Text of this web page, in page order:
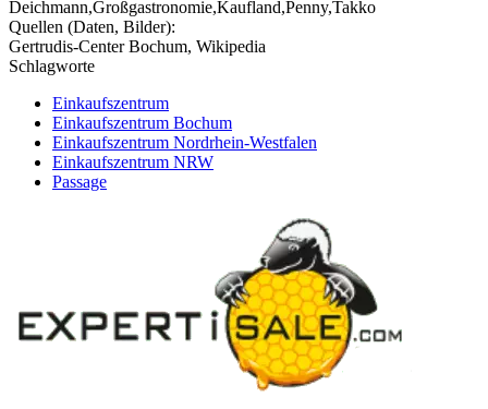
Deichmann,Großgastronomie,Kaufland,Penny,Takko
Quellen (Daten, Bilder):
Gertrudis-Center Bochum, Wikipedia
Schlagworte
Einkaufszentrum
Einkaufszentrum Bochum
Einkaufszentrum Nordrhein-Westfalen
Einkaufszentrum NRW
Passage